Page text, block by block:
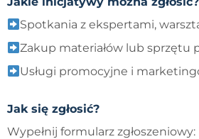
Spotkania z ekspertami,
Zakup materiałów lub sprzętu
Usługi promocyjne i
Jak się zgłosić?
Wypełnij formularz zgłoszeniowy: